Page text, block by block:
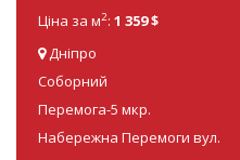
Ціна за м2: 1 359 $
Дніпро
Соборний
Перемога-5 мкр.
Набережна Перемоги вул.